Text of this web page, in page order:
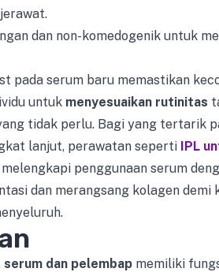
dan non-komedogenik untuk
pada serum baru memastikan
untuk menyesuaikan rutinitas
tidak perlu. Bagi yang tertarik
lanjut, perawatan seperti IPL
penggunaan serum
dan merangsang kolagen demi
serum dan pelembap memiliki